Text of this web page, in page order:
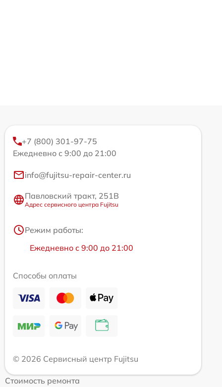
+7 (800) 301-97-75
Ежедневно с 9:00 до 21:00
info@fujitsu-repair-center.ru
Павловский тракт, 251В
Адрес сервисного центра Fujitsu
Режим работы:
Ежедневно с 9:00 до 21:00
Способы оплаты
© 2026 Сервисный центр Fujitsu
Стоимость ремонта